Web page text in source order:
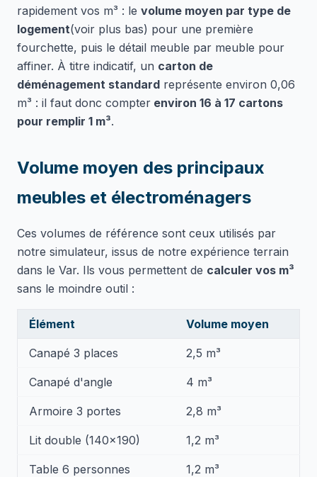
rapidement vos m³ : le volume moyen par type de
logement(voir plus bas) pour une première
fourchette, puis le détail meuble par meuble pour
affiner. À titre indicatif, un carton de
déménagement standard représente environ 0,06
m³ : il faut donc compter environ 16 à 17 cartons
pour remplir 1 m³.
Volume moyen des principaux
meubles et électroménagers
Ces volumes de référence sont ceux utilisés par
notre simulateur, issus de notre expérience terrain
dans le Var. Ils vous permettent de calculer vos m³
sans le moindre outil :
Élément Volume moyen
Canapé 3 places 2,5 m³
Canapé d'angle 4 m³
Armoire 3 portes 2,8 m³
Lit double (140×190) 1,2 m³
Table 6 personnes 1,2 m³